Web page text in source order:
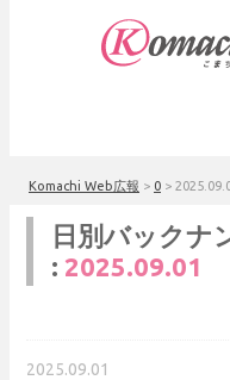
Komachi Web広報 > 0 >
日別バックナ
: 2025.09.01
2025.09.01